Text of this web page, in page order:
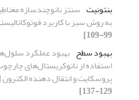
بنتونیت
به روش سبز با کاربرد
99-109]
بهبود سطح بهبود عملکرد
پروسکایت و انتقال دهنده الکترون
129-137]